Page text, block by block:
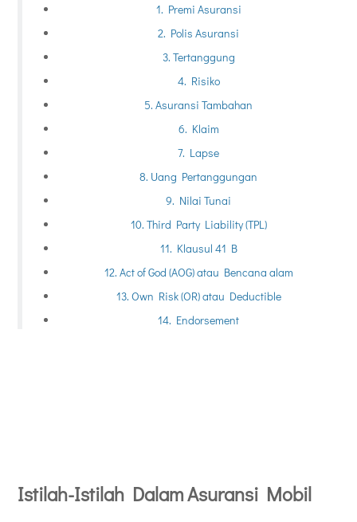
1. Premi Asuransi
2. Polis Asuransi
3. Tertanggung
4. Risiko
5. Asuransi Tambahan
6. Klaim
7. Lapse
8. Uang Pertanggungan
9. Nilai Tunai
10. Third Party Liability (TPL)
11. Klausul 41 B
12. Act of God (AOG) atau Bencana alam
13. Own Risk (OR) atau Deductible
14. Endorsement
Istilah-Istilah Dalam Asuransi Mobil